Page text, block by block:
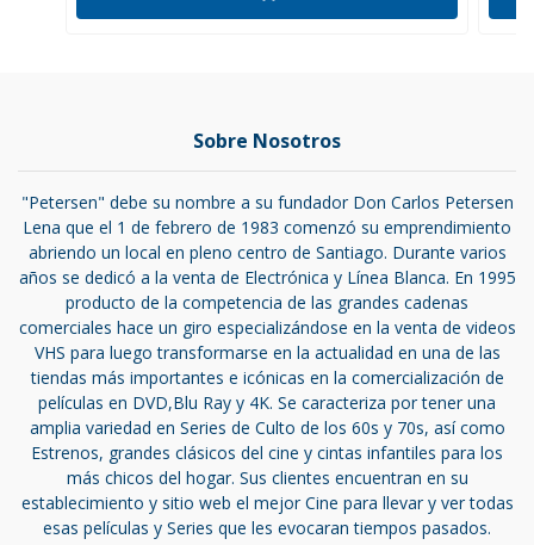
Sobre Nosotros
"Petersen" debe su nombre a su fundador Don Carlos Petersen
Lena que el 1 de febrero de 1983 comenzó su emprendimiento
abriendo un local en pleno centro de Santiago. Durante varios
años se dedicó a la venta de Electrónica y Línea Blanca. En 1995
producto de la competencia de las grandes cadenas
comerciales hace un giro especializándose en la venta de videos
VHS para luego transformarse en la actualidad en una de las
tiendas más importantes e icónicas en la comercialización de
películas en DVD,Blu Ray y 4K. Se caracteriza por tener una
amplia variedad en Series de Culto de los 60s y 70s, así como
Estrenos, grandes clásicos del cine y cintas infantiles para los
más chicos del hogar. Sus clientes encuentran en su
establecimiento y sitio web el mejor Cine para llevar y ver todas
esas películas y Series que les evocaran tiempos pasados.